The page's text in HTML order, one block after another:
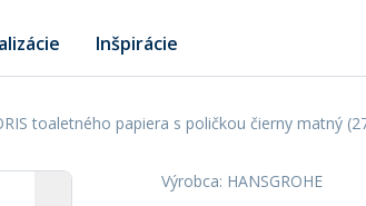
Inšpirácie
toaletného papiera s poličkou čierny matný
Výrobca: HANSGROHE